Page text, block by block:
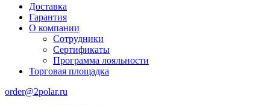
Доставка
Гарантия
О компании
Сотрудники
Сертификаты
Программа лояльности
Торговая площадка
order@2polar.ru